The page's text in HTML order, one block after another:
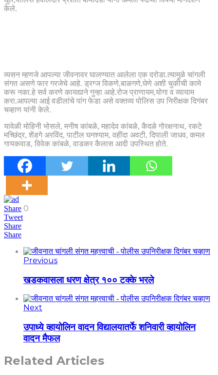
केले.
व्यसन म्हणजे आपल्या जीवनावर घालण्यात आलेला एक दरोडा.त्यामुळे चांगली
संगत असणे फार गरजेचे आहे. ड्रग्ज विकणे,बाळगणे,घेणे अशी चुकीची कामे
करू नका.हे सर्व करणे कायद्याने गुन्हा आहे.रोज प्राणायम,योगा व व्यायाम
करा.आपल्या आई वडीलांचे पांग फेडा असे वक्तव्य पोलिस उप निरीक्षक दिगंबर
चव्हाण यांनी केले.
यावेळी मोहिनी भोसले, मनीष कांबळे, महादेव कांबळे, कैदळे गोरक्षनाथ, रकटे
मच्छिंद्र, शेंडगे अरविंद, पाटील घनश्याम, वहींदा अवटी, दिपाली जाधव, कमल
गायकवाड, विवेक कांबळे, वाडकर कैलास आदी उपस्थित होते.
Share 0
Tweet
Share
Share
Previous
खडकवासला धरण क्षेत्र १०० टक्के भरले
Next
उपाध्ये व्हायोलिन वादन विद्यालयातर्फे शनिवारी व्हायोलिन
वादन मैफल
Related Articles